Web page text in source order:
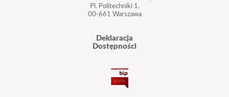
Pl. Politechniki 1,
00-661 Warszawa
Deklaracja
Dostępności